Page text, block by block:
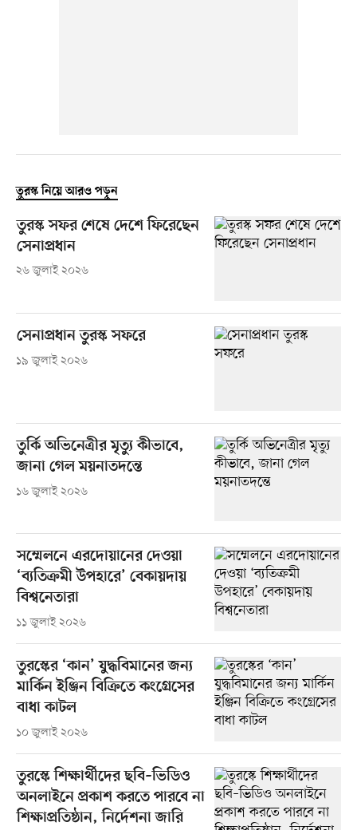
তুরস্ক নিয়ে আরও পড়ুন
তুরস্ক সফর শেষে দেশে ফিরেছেন
সেনাপ্রধান
২৬ জুলাই ২০২৬
সেনাপ্রধান তুরস্ক সফরে
১৯ জুলাই ২০২৬
তুর্কি অভিনেত্রীর মৃত্যু কীভাবে,
জানা গেল ময়নাতদন্তে
১৬ জুলাই ২০২৬
সম্মেলনে এরদোয়ানের দেওয়া
‘ব্যতিক্রমী উপহারে’ বেকায়দায়
বিশ্বনেতারা
১১ জুলাই ২০২৬
তুরস্কের ‘কান’ যুদ্ধবিমানের জন্য
মার্কিন ইঞ্জিন বিক্রিতে কংগ্রেসের
বাধা কাটল
১০ জুলাই ২০২৬
তুরস্কে শিক্ষার্থীদের ছবি–ভিডিও
অনলাইনে প্রকাশ করতে পারবে না
শিক্ষাপ্রতিষ্ঠান, নির্দেশনা জারি